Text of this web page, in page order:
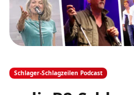
Schlager-Schlagzeilen Podcast